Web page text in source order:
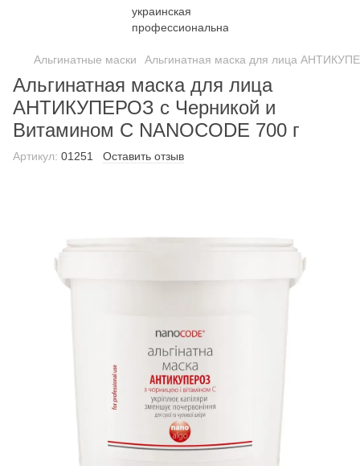
Альгинатные маски Альгинатная маска для лица
Альгинатная маска для лица
АНТИКУПЕРОЗ с Черникой и
Витамином С NANOCODE 700 г
Артикул: 01251 Оставить отзыв